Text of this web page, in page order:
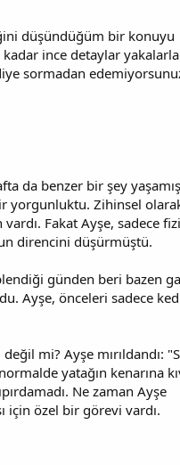
düşündüğüm bir konuyu
ince detaylar
sormadan
da benzer bir şey
yorgunluktu. Zihinsel
Fakat Ayşe, sadece
direncini düşürmüştü.
günden beri bazen
Ayşe, önceleri sadece
mi? Ayşe mırıldandı:
yatağın kenarına
Ne zaman Ayşe
için özel bir görevi vardı.